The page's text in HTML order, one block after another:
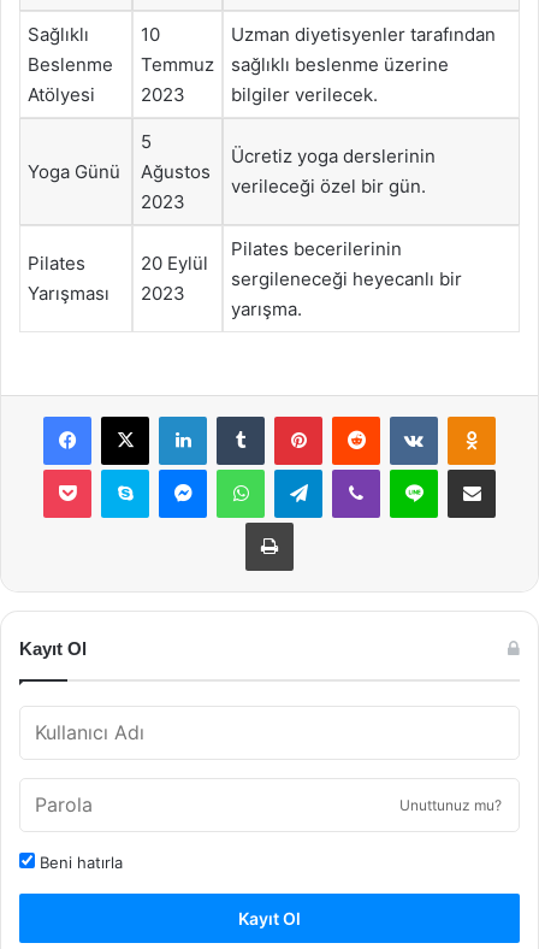
Sağlıklı
Beslenme
Atölyesi
10
Temmuz
2023
Uzman diyetisyenler tarafından
sağlıklı beslenme üzerine
bilgiler verilecek.
Yoga Günü
5
Ağustos
2023
Ücretiz yoga derslerinin
verileceği özel bir gün.
Pilates
Yarışması
20 Eylül
2023
Pilates becerilerinin
sergileneceği heyecanlı bir
yarışma.
Facebook
X LinkedInTumblr PinterestReddit VKontakte
Pocket Skype MessengerWhatsAppTelegramViber Line E-Posta ile
Yazdır
Kayıt Ol
Unuttunuz mu?
Beni hatırla
Kayıt Ol